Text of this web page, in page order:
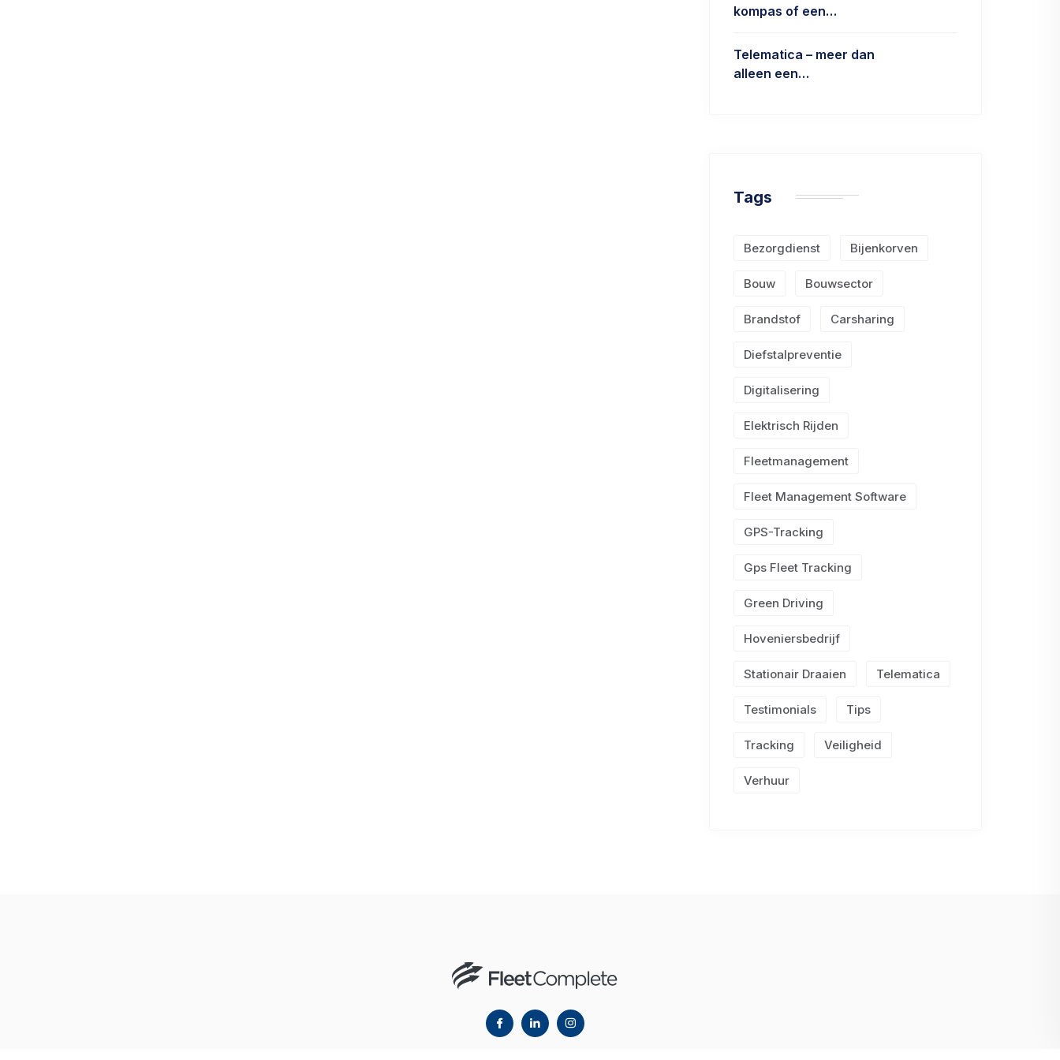
kompas of een…
Telematica – meer dan
alleen een…
Tags
Bezorgdienst Bijenkorven
Bouw Bouwsector
Brandstof Carsharing
Diefstalpreventie
Digitalisering
Elektrisch Rijden
Fleetmanagement
Fleet Management Software
GPS-Tracking
Gps Fleet Tracking
Green Driving
Hoveniersbedrijf
Stationair Draaien Telematica
Testimonials Tips
Tracking Veiligheid
Verhuur